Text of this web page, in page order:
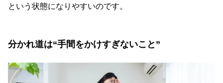
という状態になりやすいのです。
分かれ道は“手間をかけすぎないこと”